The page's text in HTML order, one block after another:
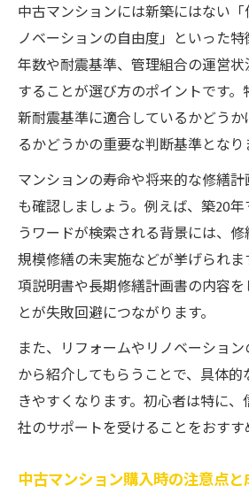
中古マンションには新築にはない
ノベーションの自由度」といった
年数や耐震基準、管理組合の運営
することが選び方のポイントです。
新耐震基準に適合しているかどう
るかどうかの重要な判断基準となり
マンションの寿命や将来的な修繕
も確認しましょう。例えば、築20
うワードが検索される背景には、
規模修繕の未実施などが挙げられ
項説明書や長期修繕計画書の内容
とが失敗回避につながります。
また、リフォームやリノベーショ
から紹介してもらうことで、具体
きやすくなります。初心者は特に
社のサポートを受けることをおすす
中古マンション購入時の注意点と